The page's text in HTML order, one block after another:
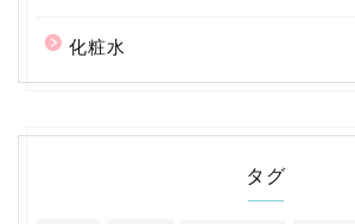
化粧水
タグ